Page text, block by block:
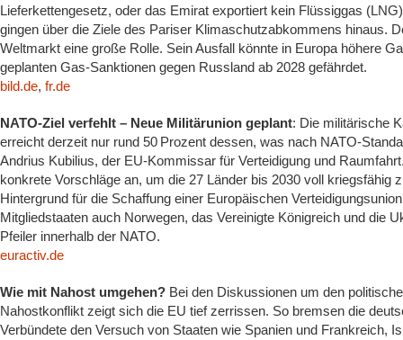
Lieferkettengesetz, oder das Emirat exportiert kein Flüssiggas
gingen über die Ziele des Pariser Klimaschutzabkommens hinaus.
Weltmarkt eine große Rolle. Sein Ausfall könnte in Europa höhere
geplanten Gas-Sanktionen gegen Russland ab 2028 gefährdet.
bild.de, fr.de
NATO-Ziel verfehlt – Neue Militärunion geplant: Die militärische
erreicht derzeit nur rund 50 Prozent dessen, was nach NATO-
Andrius Kubilius, der EU-Kommissar für Verteidigung und
konkrete Vorschläge an, um die 27 Länder bis 2030 voll
Hintergrund für die Schaffung einer Europäischen
Mitgliedstaaten auch Norwegen, das Vereinigte Königreich und die
Pfeiler innerhalb der NATO.
euractiv.de
Wie mit Nahost umgehen? Bei den Diskussionen um den
Nahostkonflikt zeigt sich die EU tief zerrissen. So bremsen die
Verbündete den Versuch von Staaten wie Spanien und Frankreich,